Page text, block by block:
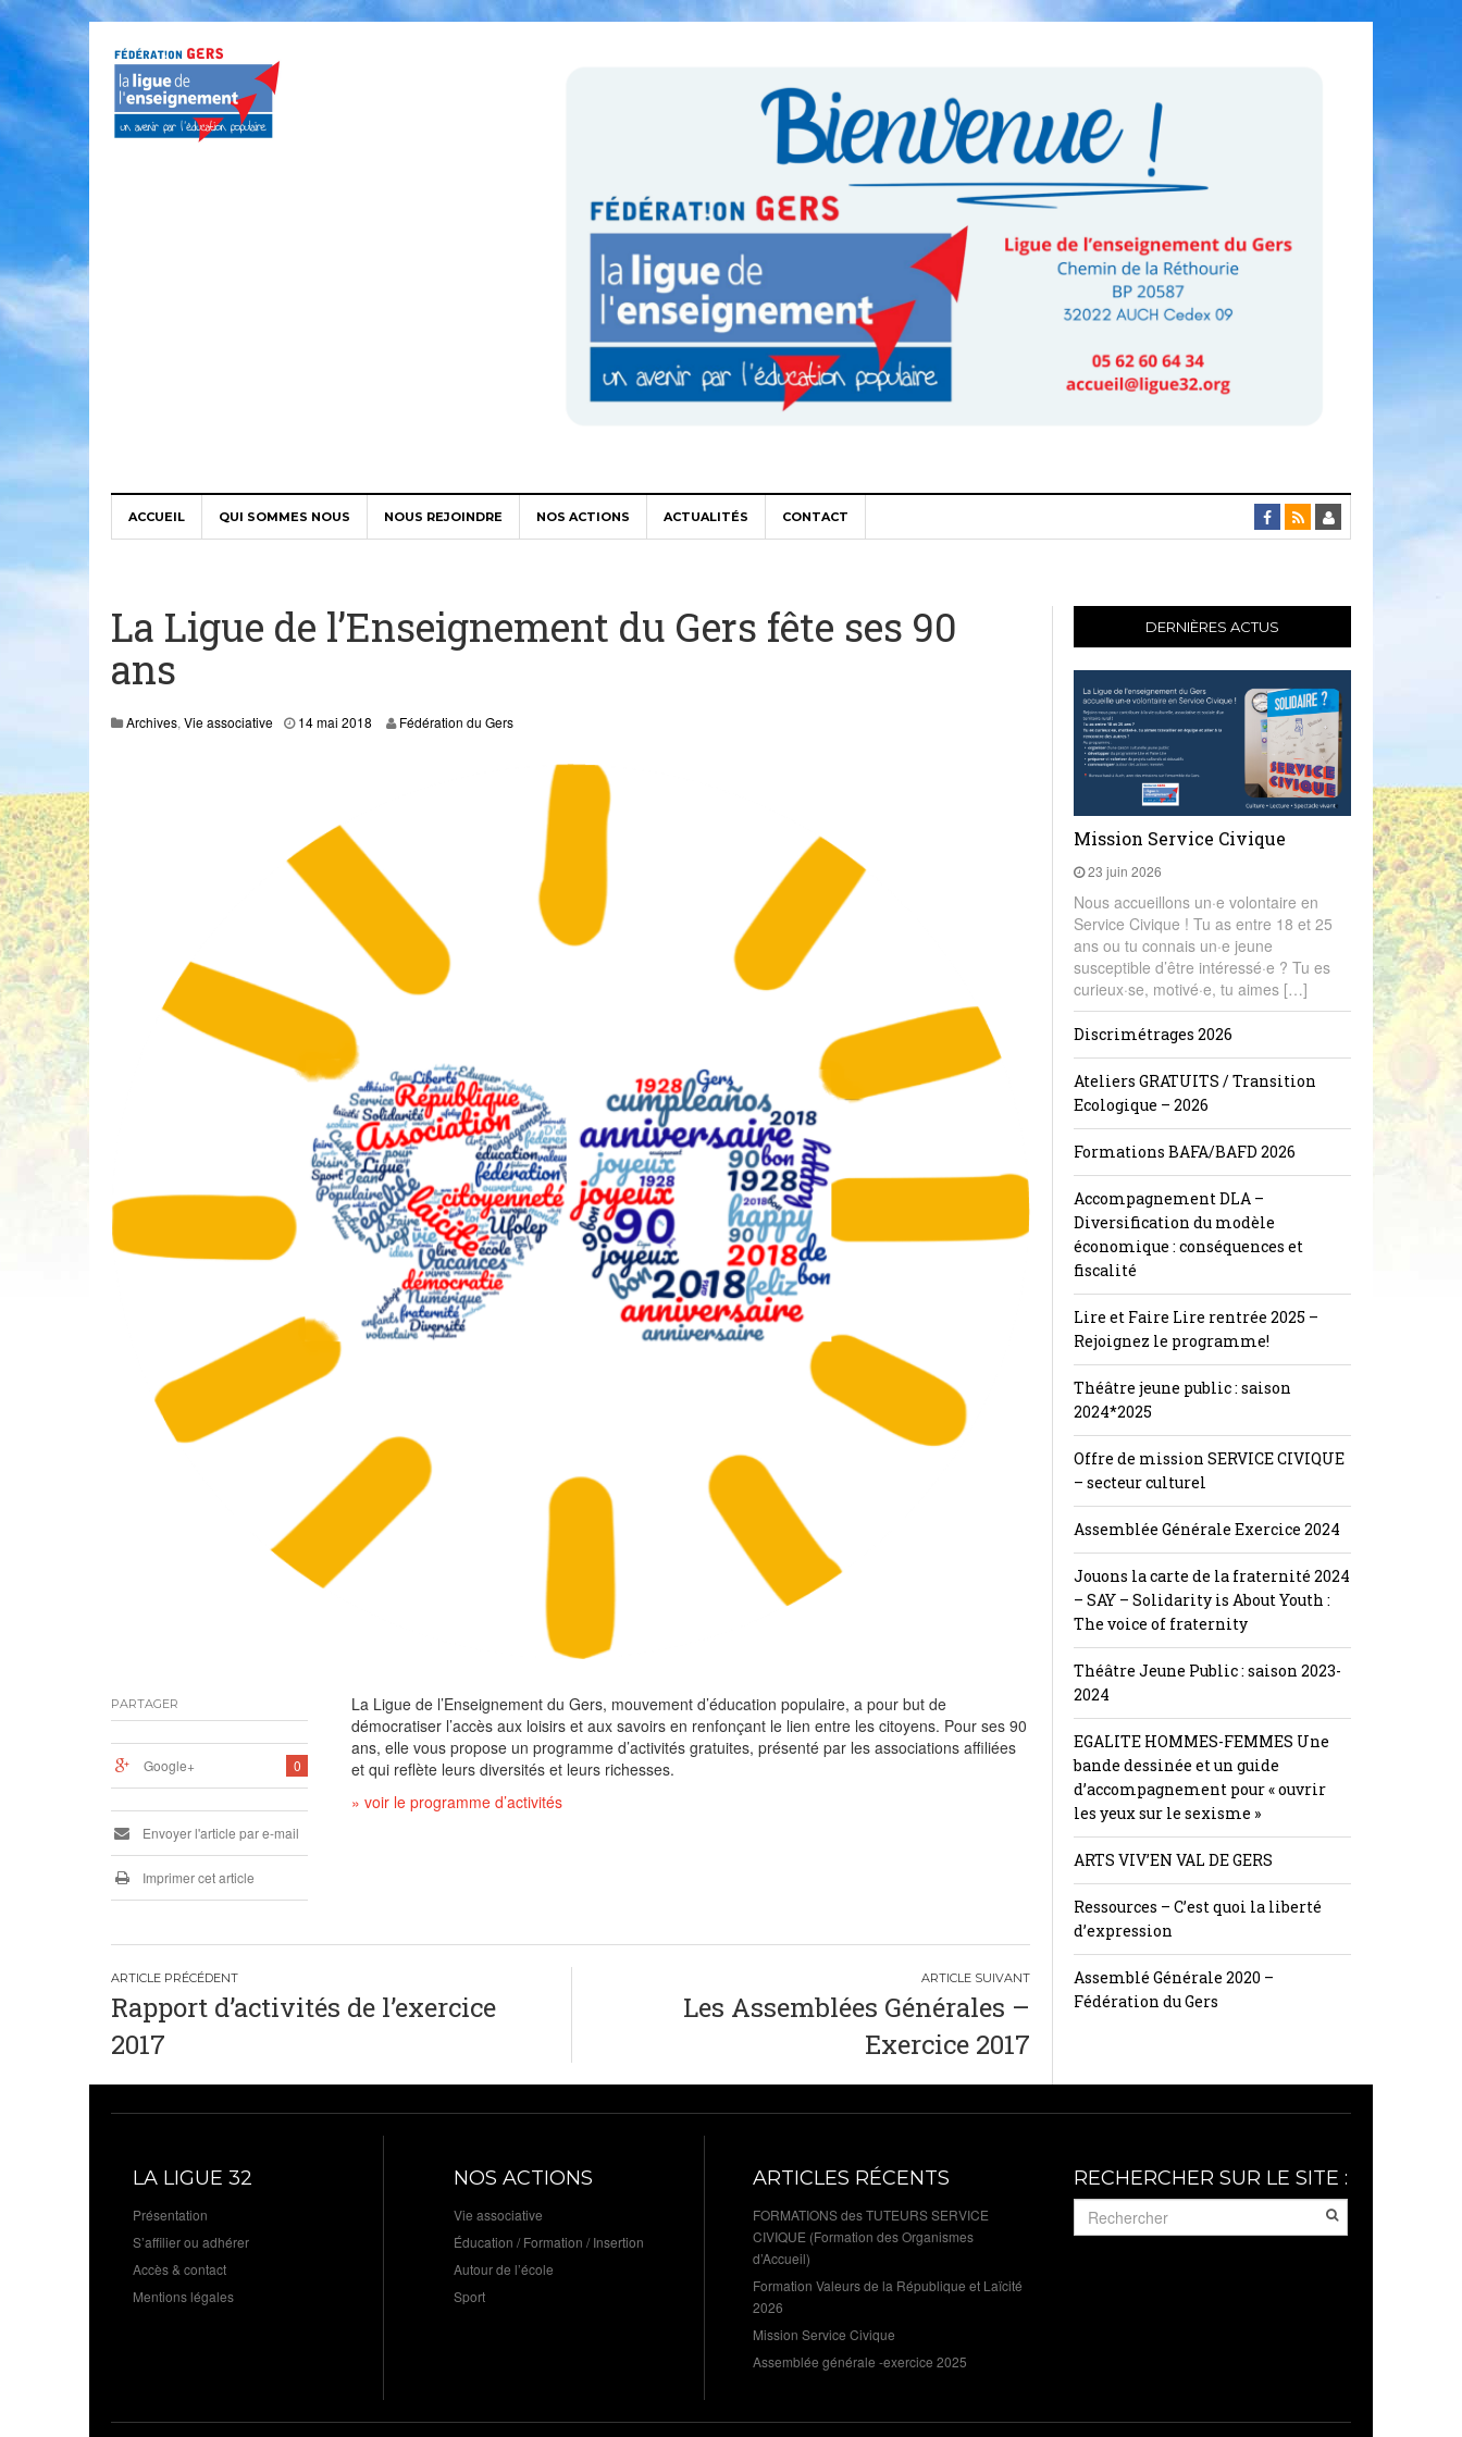
ACCUEIL QUI SOMMES NOUS NOUS REJOINDRE NOS ACTIONS ACTUALITÉS CONTACT
La Ligue de l’Enseignement du Gers fête ses 90
ans
Archives, Vie associative 14 mai 2018
2
Fédération du Gers
La Ligue de l’Enseignement du Gers, mouvement d’éducation populaire, a pour but de
démocratiser l’accès aux loisirs et aux savoirs en renfonçant le lien entre les citoyens. Pour ses 90
ans, elle vous propose un programme d’activités gratuites, présenté par les associations affiliées
et qui reflète leurs diversités et leurs richesses.
» voir le programme d’activités
PARTAGER
0
Google+
Envoyer l'article par e-mail
Imprimer cet article
Navigation
de
l’article
Rapport d’activités de l’exercice
2017
Les Assemblées Générales –
Exercice 2017
DERNIÈRES ACTUS
Mission Service Civique
23 juin 2026
Nous accueillons un·e volontaire en
Service Civique ! Tu as entre 18 et 25
ans ou tu connais un·e jeune
susceptible d’être intéressé·e ? Tu es
curieux·se, motivé·e, tu aimes […]
Discrimétrages 2026
Ateliers GRATUITS / Transition
Ecologique – 2026
Formations BAFA/BAFD 2026
Accompagnement DLA –
Diversification du modèle
économique : conséquences et
fiscalité
Lire et Faire Lire rentrée 2025 –
Rejoignez le programme!
Théâtre jeune public : saison
2024*2025
Offre de mission SERVICE CIVIQUE
– secteur culturel
Assemblée Générale Exercice 2024
Jouons la carte de la fraternité 2024
– SAY – Solidarity is About Youth :
The voice of fraternity
Théâtre Jeune Public : saison 2023-
2024
EGALITE HOMMES-FEMMES Une
bande dessinée et un guide
d’accompagnement pour « ouvrir
les yeux sur le sexisme »
ARTS VIV’EN VAL DE GERS
Ressources – C’est quoi la liberté
d’expression
Assemblé Générale 2020 –
Fédération du Gers
LA LIGUE 32
Présentation
S’affilier ou adhérer
Accès & contact
Mentions légales
NOS ACTIONS
Vie associative
Éducation / Formation / Insertion
Autour de l’école
Sport
ARTICLES RÉCENTS
FORMATIONS des TUTEURS SERVICE
CIVIQUE (Formation des Organismes
d’Accueil)
Formation Valeurs de la République et Laïcité
2026
Mission Service Civique
Assemblée générale -exercice 2025
RECHERCHER SUR LE SITE :